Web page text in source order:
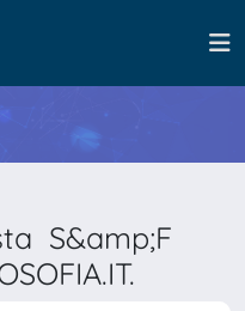
S&amp;F